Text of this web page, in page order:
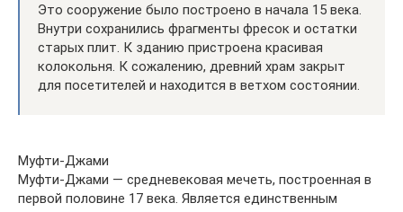
Это сооружение было построено в начала 15 века.
Внутри сохранились фрагменты фресок и остатки
старых плит. К зданию пристроена красивая
колокольня. К сожалению, древний храм закрыт
для посетителей и находится в ветхом состоянии.
Муфти-Джами
Муфти-Джами — средневековая мечеть, построенная в
первой половине 17 века. Является единственным